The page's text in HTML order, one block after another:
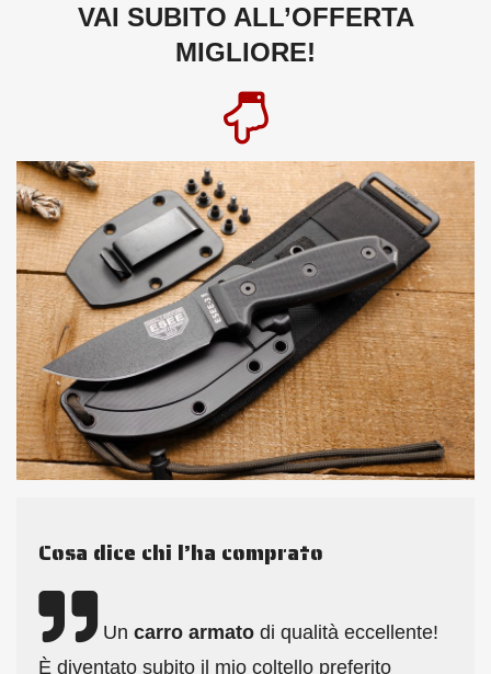
VAI SUBITO ALL’OFFERTA
MIGLIORE!
Cosa dice chi l’ha comprato
Un carro armato di qualità eccellente!
È diventato subito il mio coltello preferito